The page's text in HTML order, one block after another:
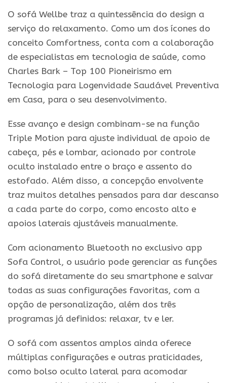
O sofá Wellbe traz a quintessência do design a
serviço do relaxamento. Como um dos ícones do
conceito Comfortness, conta com a colaboração
de especialistas em tecnologia de saúde, como
Charles Bark – Top 100 Pioneirismo em
Tecnologia para Logenvidade Saudável Preventiva
em Casa, para o seu desenvolvimento.
Esse avanço e design combinam-se na função
Triple Motion para ajuste individual de apoio de
cabeça, pés e lombar, acionado por controle
oculto instalado entre o braço e assento do
estofado. Além disso, a concepção envolvente
traz muitos detalhes pensados para dar descanso
a cada parte do corpo, como encosto alto e
apoios laterais ajustáveis manualmente.
Com acionamento Bluetooth no exclusivo app
Sofa Control, o usuário pode gerenciar as funções
do sofá diretamente do seu smartphone e salvar
todas as suas configurações favoritas, com a
opção de personalização, além dos três
programas já definidos: relaxar, tv e ler.
O sofá com assentos amplos ainda oferece
múltiplas configurações e outras praticidades,
como bolso oculto lateral para acomodar